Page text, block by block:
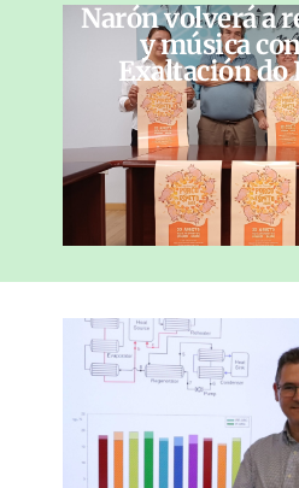
Narón volverá a
y música
Exaltación do